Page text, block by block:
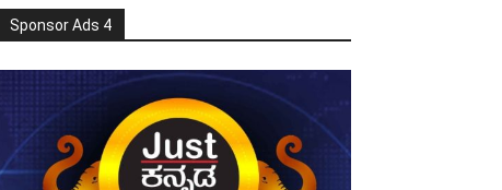
Sponsor Ads 4